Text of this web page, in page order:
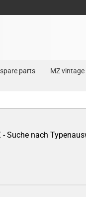
parts MZ vintage
- Suche nach